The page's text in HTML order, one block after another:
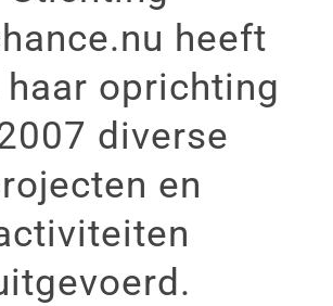
heeft
oprichting
diverse
en